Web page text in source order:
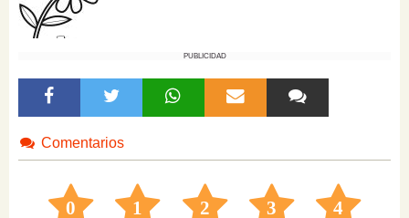
PUBLICIDAD
Comentarios
0 1 2 3 4